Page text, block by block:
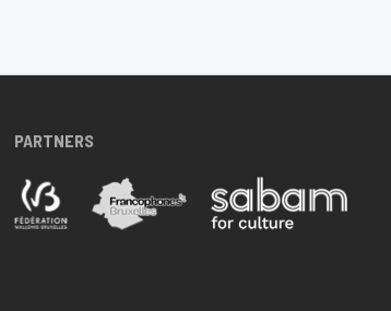
PARTNERS